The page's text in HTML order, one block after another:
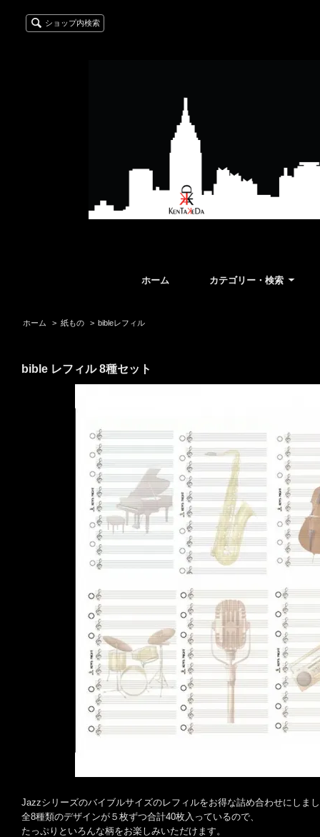
ショップ内検索
ホーム カテゴリー・検索
ホーム > 紙もの > bibleレフィル
bible レフィル 8種セット
Jazzシリーズのバイブルサイズのレフィルをお得な詰め合わせにしま
全8種類のデザインが５枚ずつ合計40枚入っているので、
たっぷりといろんな柄をお楽しみいただけます。